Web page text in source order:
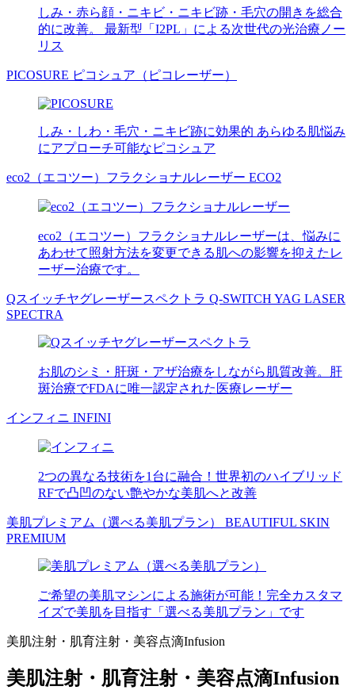
しみ・赤ら顔・ニキビ・ニキビ跡・毛穴の開きを総合
的に改善。 最新型「I2PL」による次世代の光治療ノー
リス
PICOSURE ピコシュア（ピコレーザー）
しみ・しわ・毛穴・ニキビ跡に効果的 あらゆる肌悩み
にアプローチ可能なピコシュア
eco2（エコツー）フラクショナルレーザー ECO2
eco2（エコツー）フラクショナルレーザーは、悩みに
あわせて照射方法を変更できる肌への影響を抑えたレ
ーザー治療です。
Qスイッチヤグレーザースペクトラ Q-SWITCH YAG LASER
SPECTRA
お肌のシミ・肝斑・アザ治療をしながら肌質改善。肝
斑治療でFDAに唯一認定された医療レーザー
インフィニ INFINI
2つの異なる技術を1台に融合！世界初のハイブリッド
RFで凸凹のない艶やかな美肌へと改善
美肌プレミアム（選べる美肌プラン） BEAUTIFUL SKIN
PREMIUM
ご希望の美肌マシンによる施術が可能！完全カスタマ
イズで美肌を目指す「選べる美肌プラン」です
美肌注射・肌育注射・美容点滴Infusion
美肌注射・肌育注射・美容点滴Infusion